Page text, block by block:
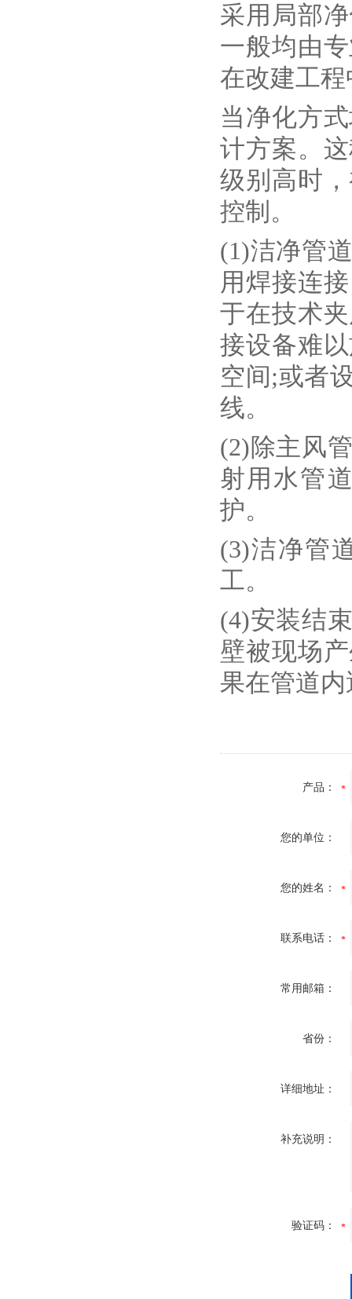
采用局部
一般均由
在改建工
当净化方
计方案。
级别高时
控制。
(1)洁净管
用焊接连
于在技术
接设备难
空间;或者
线。
(2)除主风
射用水管
护。
(3)洁净管
工。
(4)安装结
壁被现场
果在管道
产品：
您的单位：
您的姓名：
联系电话：
常用邮箱：
省份：
详细地址：
补充说明：
验证码：